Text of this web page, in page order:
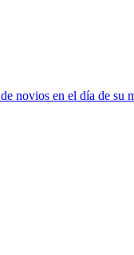
novios en el día de